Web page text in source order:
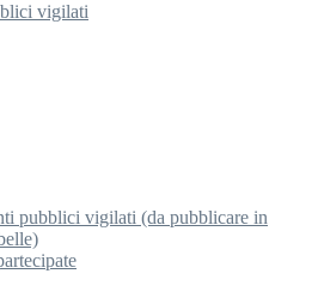
vigilati
pubblici vigilati (da pubblicare in